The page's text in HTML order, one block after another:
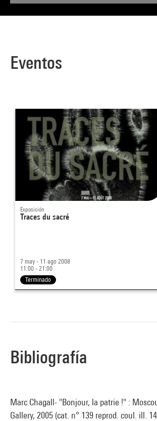
Eventos
Exposición
Traces du sacré
7 may - 11 ago 2008
11:00 - 21:00
Terminado
Bibliografía
Marc Chagall- "Bonjour, la patrie !" :
Gallery, 2005 (cat. n° 139 reprod. coul. ill.